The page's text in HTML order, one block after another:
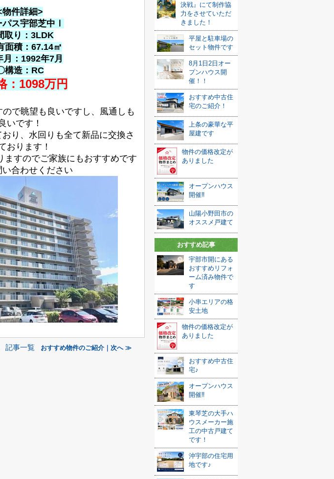
物件詳細>
パス宇部芝中Ⅰ
取り：3LDK
面積：67.14㎡
月：1992年7月
構造：RC
：1098万円
で眺望も良いですし、風通しも
良いです！
り、水回りも全て新品に交換さ
おります！
ますのでご家族にもおすすめです
い合わせください
記事一覧 おすすめ物件のご紹介｜次へ ≫
決戦』にて制作協
力をさせていただ
きました！
平屋と駐車場の
セット物件です
8月1日2日オー
プンハウス開
催！！
おすすめ中古住
宅のご紹介！
上条の豪華な平
屋建です
物件の価格改定が
ありました
オープンハウス
開催‼
山陽小野田市の
オススメ戸建て
おすすめ記事
宇部市開にある
おすすめリフォ
ーム済み物件で
す
小串エリアの格
安土地
物件の価格改定が
ありました
おすすめ中古住
宅♪
オープンハウス
開催‼
東琴芝の大手ハ
ウスメーカー施
工の中古戸建て
です！
沖宇部の住宅用
地です♪